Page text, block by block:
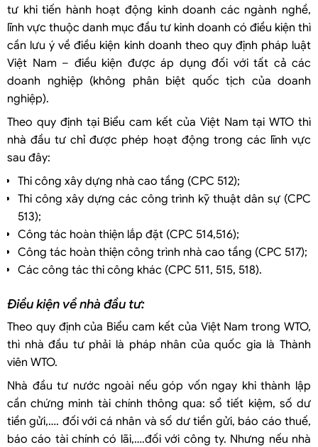
tư khi tiến hành hoạt động kinh doanh các ngành nghề,
lĩnh vực thuộc danh mục đầu tư kinh doanh có điều kiện thì
cần lưu ý về điều kiện kinh doanh theo quy định pháp luật
Việt Nam – điều kiện được áp dụng đối với tất cả các
doanh nghiệp (không phân biệt quốc tịch của doanh
nghiệp).
Theo quy định tại Biểu cam kết của Việt Nam tại WTO thì
nhà đầu tư chỉ được phép hoạt động trong các lĩnh vực
sau đây:
Thi công xây dựng nhà cao tầng (CPC 512);
Thi công xây dựng các công trình kỹ thuật dân sự (CPC
513);
Công tác hoàn thiện lắp đặt (CPC 514,516);
Công tác hoàn thiện công trình nhà cao tầng (CPC 517);
Các công tác thi công khác (CPC 511, 515, 518).
Điều kiện về nhà đầu tư:
Theo quy định của Biểu cam kết của Việt Nam trong WTO,
thì nhà đầu tư phải là pháp nhân của quốc gia là Thành
viên WTO.
Nhà đầu tư nước ngoài nếu góp vốn ngay khi thành lập
cần chứng minh tài chính thông qua: sổ tiết kiệm, số dư
tiền gửi,…. đối với cá nhân và số dư tiền gửi, báo cáo thuế,
báo cáo tài chính có lãi,….đối với công ty. Nhưng nếu nhà